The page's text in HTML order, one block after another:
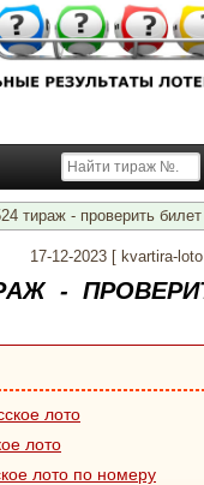
тирaж - проверить билет
17-12-2023 kvartira-
-
лото
лото
лото по номеру